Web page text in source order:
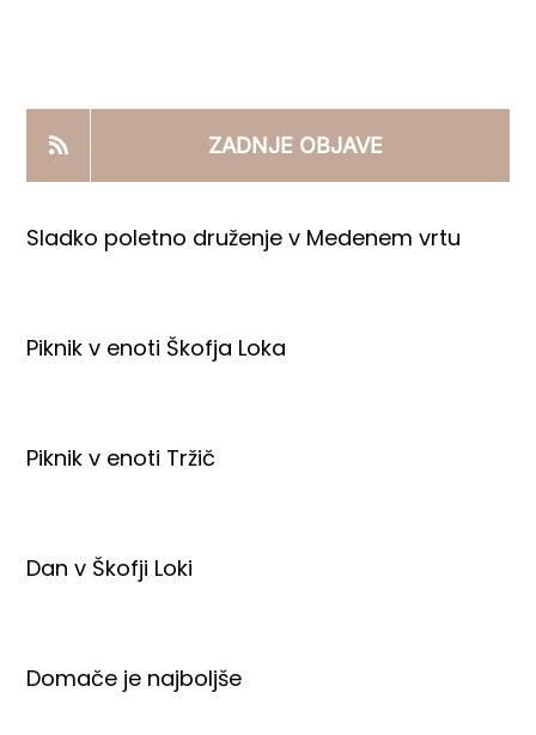
PRODAJNI IZDELKI
AKTUALNO
ZADNJE OBJAVE
Sladko poletno druženje v Medenem vrtu
Piknik v enoti Škofja Loka
Piknik v enoti Tržič
Dan v Škofji Loki
Domače je najboljše